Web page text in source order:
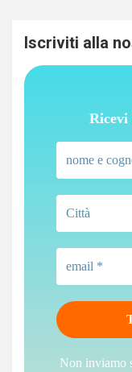
Iscriviti alla
Ricevi
Non inviamo